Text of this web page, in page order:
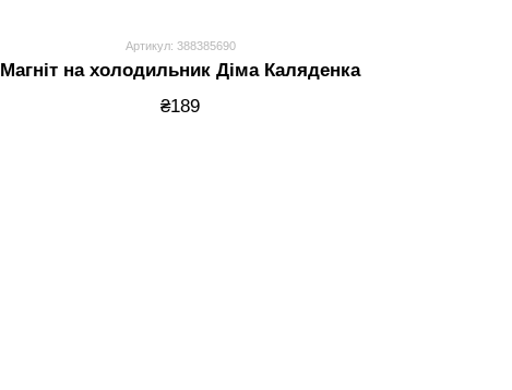
Артикул: 388385690
Магніт на холодильник Діма Каляденка
₴189